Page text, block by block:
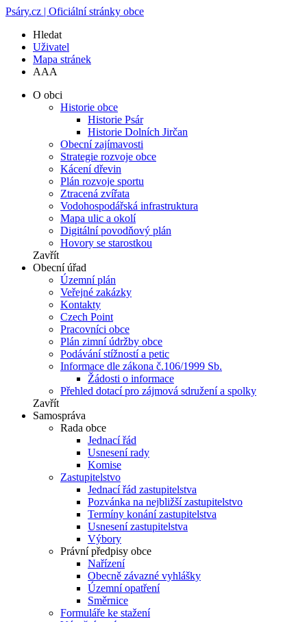
Psáry.cz | Oficiální stránky obce
Hledat
Uživatel
Mapa stránek
AAA
O obci
Historie obce
Historie Psár
Historie Dolních Jirčan
Obecní zajímavosti
Strategie rozvoje obce
Kácení dřevin
Plán rozvoje sportu
Ztracená zvířata
Vodohospodářská infrastruktura
Mapa ulic a okolí
Digitální povodňový plán
Hovory se starostkou
Zavřít
Obecní úřad
Územní plán
Veřejné zakázky
Kontakty
Czech Point
Pracovníci obce
Plán zimní údržby obce
Podávání stížností a petic
Informace dle zákona č.106/1999 Sb.
Žádosti o informace
Přehled dotací pro zájmová sdružení a spolky
Zavřít
Samospráva
Rada obce
Jednací řád
Usnesení rady
Komise
Zastupitelstvo
Jednací řád zastupitelstva
Pozvánka na nejbližší zastupitelstvo
Termíny konání zastupitelstva
Usnesení zastupitelstva
Výbory
Právní předpisy obce
Nařízení
Obecně závazné vyhlášky
Územní opatření
Směrnice
Formuláře ke stažení